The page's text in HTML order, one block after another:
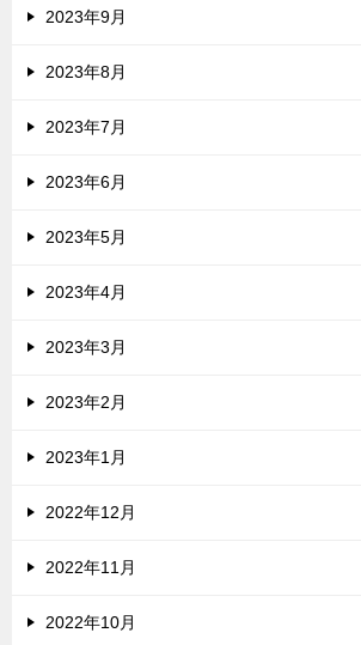
2023年9月
2023年8月
2023年7月
2023年6月
2023年5月
2023年4月
2023年3月
2023年2月
2023年1月
2022年12月
2022年11月
2022年10月